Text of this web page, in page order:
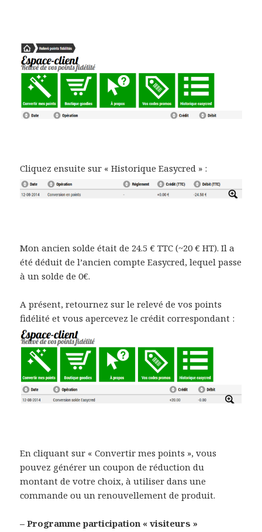
Cliquez ensuite sur « Historique Easycred » :
Mon ancien solde était de 24.5 € TTC (~20 € HT). Il a
été déduit de l’ancien compte Easycred, lequel passe
à un solde de 0€.
A présent, retournez sur le relevé de vos points
fidélité et vous apercevez le crédit correspondant :
En cliquant sur « Convertir mes points », vous
pouvez générer un coupon de réduction du
montant de votre choix, à utiliser dans une
commande ou un renouvellement de produit.
– Programme participation « visiteurs »